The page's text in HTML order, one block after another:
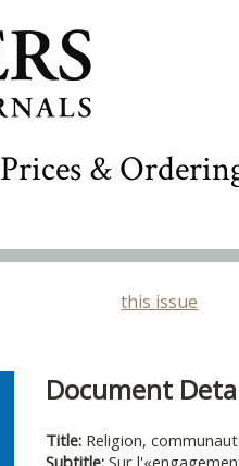
Prices &
this issue
Document
Title: Religion,
Subtitle: Sur